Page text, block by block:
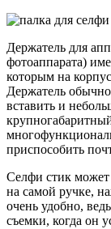
Держатель для
фотоаппарата)
которым на
Держатель
вставить и
приспособить
Селфи стик может
на самой ручке,
очень удобно,
съемки, когда он